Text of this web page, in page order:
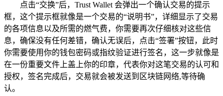
点击“交换”后，Trust Wallet 会弹出一个确认交易的提示
框，这个提示框就像是一个交易的“说明书”，详细显示了交易
的各项信息以及所需的燃气费，你需要再次仔细核对这些信
息，确保没有任何差错，确认无误后，点击“签署”按钮，此时
你需要使用你的钱包密码或指纹验证进行签名，这一步就像是
在一份重要文件上盖上你的印章，代表你对这笔交易的认可和
授权，签名完成后，交易就会被发送到区块链网络,等待确
认。